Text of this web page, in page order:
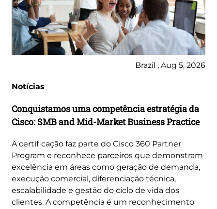
Brazil , Aug 5, 2026
Notícias
Conquistamos uma competência estratégia da
Cisco: SMB and Mid-Market Business Practice
A certificação faz parte do Cisco 360 Partner
Program e reconhece parceiros que demonstram
excelência em áreas como geração de demanda,
execução comercial, diferenciação técnica,
escalabilidade e gestão do ciclo de vida dos
clientes. A competência é um reconhecimento